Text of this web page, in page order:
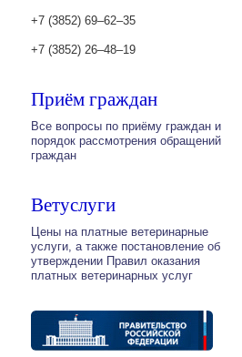
+7 (3852) 69‒62‒35
+7 (3852) 26‒48‒19
Приём граждан
Все вопросы по приёму граждан и
порядок рассмотрения обращений
граждан
Ветуслуги
Цены на платные ветеринарные
услуги, а также постановление об
утверждении Правил оказания
платных ветеринарных услуг